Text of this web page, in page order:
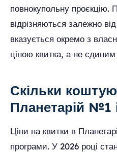
повнокупольну проєкцію.
відрізняються залежно
вказується окремо з
ціною квитка, а не
Скільки
Планетарій №1
Ціни на квитки в
програми. У 2026 році